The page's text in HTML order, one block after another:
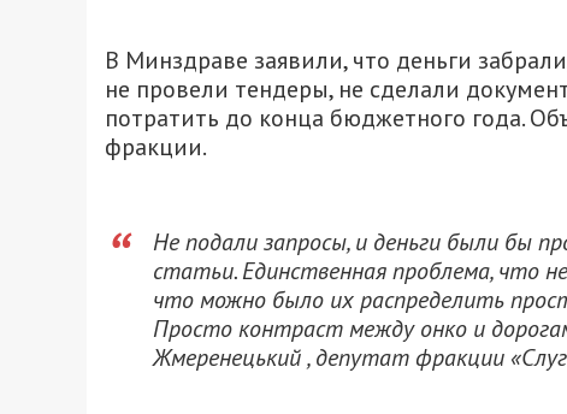
В Минздраве заявили, что деньги
не провели тендеры, не сделали
потратить до конца бюджетного года.
фракции.
Не подали запросы, и деньги были бы
статьи. Единственная проблема, что
что можно было их распределить
Просто контраст между онко и
Жмеренецький , депутат фракции